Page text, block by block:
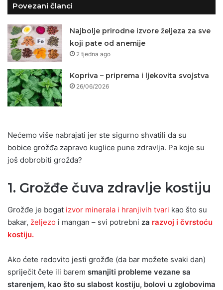
Povezani članci
Najbolje prirodne izvore željeza za sve
koji pate od anemije
2 tjedna ago
Kopriva – priprema i ljekovita svojstva
26/06/2026
Nećemo više nabrajati jer ste sigurno shvatili da su
bobice grožđa zapravo kuglice pune zdravlja. Pa koje su
još dobrobiti grožđa?
1. Grožđe čuva zdravlje kostiju
Grožđe je bogat izvor minerala i hranjivih tvari kao što su
bakar, željezo i mangan – svi potrebni za razvoj i čvrstoću
kostiju.
Ako ćete redovito jesti grožđe (da bar možete svaki dan)
spriječit čete ili barem smanjiti probleme vezane sa
starenjem, kao što su slabost kostiju, bolovi u zglobovima